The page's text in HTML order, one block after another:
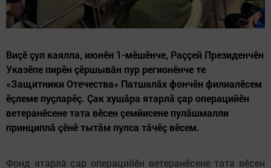
Виçӗ çул каялла, июнӗн 1-мӗшӗнче, Раççей Президенчӗн
Указӗпе пирӗн çӗршывăн пур регионӗнче те
«Защитники Отечества» Патшалăх фончӗн филиалӗсем
ӗçлеме пуçларӗç. Çак хушăра ятарлă çар операцийӗн
ветеранӗсене тата вӗсен çемйисене пулăшмалли
принциплă çӗнӗ тытăм пулса тăчӗç вӗсем.
Фонд ятарлă çар операцийӗн ветеранӗсене тата вӗсен